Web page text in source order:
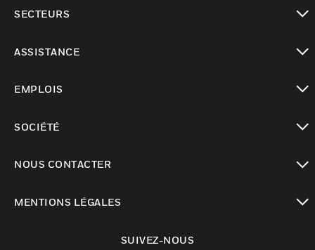
SECTEURS
ASSISTANCE
EMPLOIS
SOCIÉTÉ
NOUS CONTACTER
MENTIONS LÉGALES
SUIVEZ-NOUS